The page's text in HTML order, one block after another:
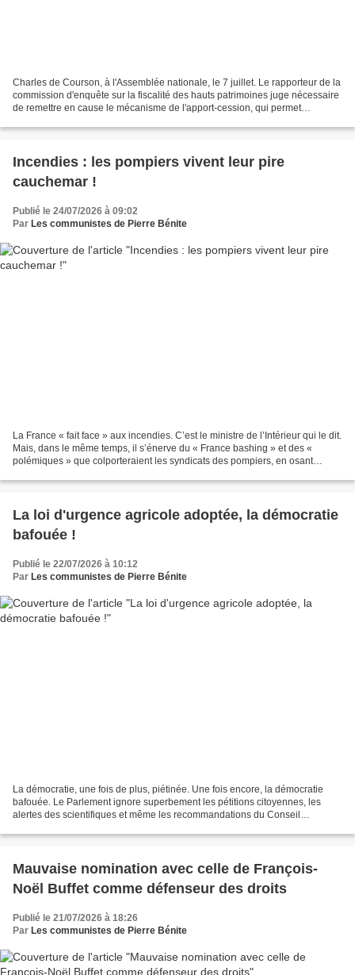
Charles de Courson, à l'Assemblée nationale, le 7 juillet. Le rapporteur de la
commission d'enquête sur la fiscalité des hauts patrimoines juge nécessaire
de remettre en cause le mécanisme de l'apport-cession, qui permet
Incendies : les pompiers vivent leur pire
cauchemar !
Publié le 24/07/2026 à 09:02
Par Les communistes de Pierre Bénite
La France « fait face » aux incendies. C’est le ministre de l’Intérieur qui le dit.
Mais, dans le même temps, il s’énerve du « France bashing » et des «
polémiques » que colporteraient les syndicats des pompiers, en osant
La loi d'urgence agricole adoptée, la démocratie
bafouée !
Publié le 22/07/2026 à 10:12
Par Les communistes de Pierre Bénite
La démocratie, une fois de plus, piétinée. Une fois encore, la démocratie
bafouée. Le Parlement ignore superbement les pétitions citoyennes, les
alertes des scientifiques et même les recommandations du Conseil
Mauvaise nomination avec celle de François-
Noël Buffet comme défenseur des droits
Publié le 21/07/2026 à 18:26
Par Les communistes de Pierre Bénite